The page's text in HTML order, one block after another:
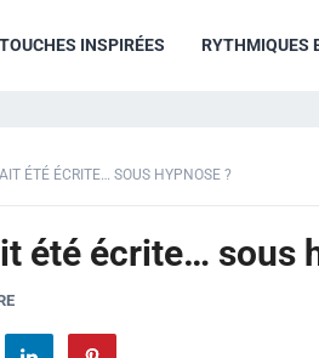
TOUCHES INSPIRÉES RYTHMIQUES
ÉTÉ ÉCRITE… SOUS HYPNOSE ?
été écrite… sous